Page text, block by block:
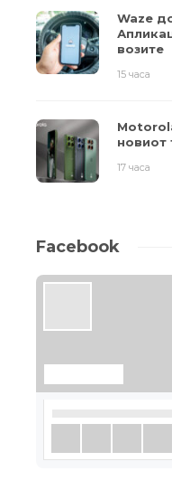
Waze
возите
15 часа
новиот
17 часа
Facebook